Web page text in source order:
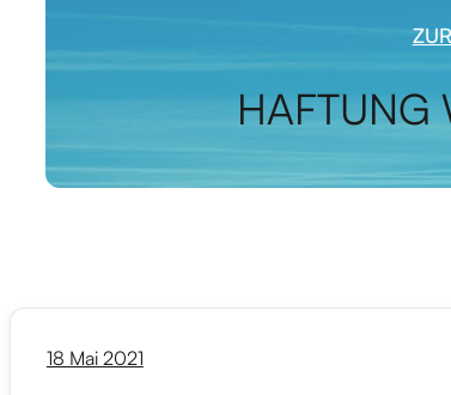
HAFTUNG
18 Mai 2021